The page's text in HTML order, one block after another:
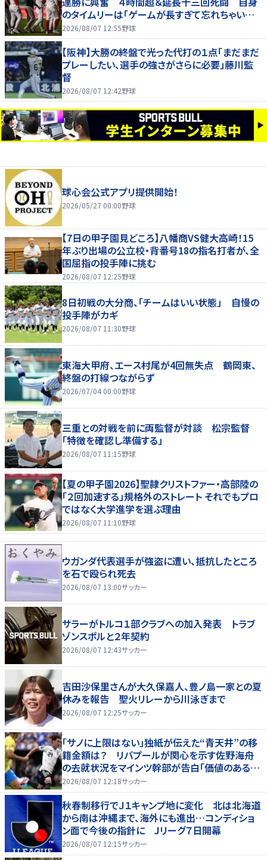
のタイムリーは「ゲームが長すぎて忘れちゃいまし
た」
2026/08/07 12:55野球
【阪神】大勝の終盤で光った代打の１点「まだまだ
プレーしたい、選手の強さがさらに必要」藤川監
督
2026/08/07 12:42野球
球心会公式アプリ提供開始！
2026/05/27 00:00野球
【7日の甲子園見どころ】八幡商VS健大高崎！15
年ぶり出場の公立校・背番号18の指名打者が、全
国屈指の投手陣に挑む
2026/08/07 12:25野球
8日初戦の大分商、「チームはいい状態」 自慢の
投手陣がカギ
2026/08/07 11:30野球
東海大甲府、エース村尾が4回無失点 鶴岡東、
終盤の打線つながらず
2026/07/04 00:00野球
三重との対戦を前に両監督が対談 松宗監督
「特徴を確認し準備する」
2026/08/07 11:15野球
【夏の甲子園2026】聖隷クリストファー・高部陸の
「２回加速する」規格外のストレート それでもプロ
ではなく大学進学を選ぶ理由
2026/08/07 11:10野球
ウガンダ代表選手が強盗に遭い、抵抗したところ
を石で殴られ死去
2026/08/07 13:00サッカー
サラーがトルコ１部クラブへの加入発表 トラブ
ゾンスポルと２年契約
2026/08/07 12:43サッカー
吉田沙保里さんが大久保嘉人、豊ノ島一家との夏
休みを報告 聖火リレーから川泳ぎまで
2026/08/07 12:25サッカー
「サノに上限はない」独紙が伝えた“青天井”の移
籍金額は？ リバプールが関心を示す佐野海舟
の去就状況をマインツ幹部が告白「価値のあるも
のになる」
2026/08/07 12:18サッカー
秋春制移行でＪ１キャンプ地に変化 北は北海道
から南は沖縄まで、海外にも進出…コンディショ
ン面で今後の指針に Jリーグ７日開幕
2026/08/07 12:15サッカー